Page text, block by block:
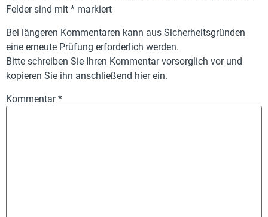
Felder sind mit * markiert
Bei längeren Kommentaren kann aus Sicherheitsgründen
eine erneute Prüfung erforderlich werden.
Bitte schreiben Sie Ihren Kommentar vorsorglich vor und
kopieren Sie ihn anschließend hier ein.
Kommentar*